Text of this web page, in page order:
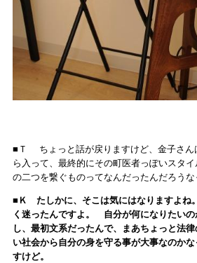
■Ｔ ちょっと話が戻りますけど、金子さん
ら入って、最終的にその町医者っぽいスタ
の二つを繋ぐものってなんだったんだろう
■Ｋ たしかに、そこは気にはなりますよね
く迷ったんですよ。 自分が何になりたいの
し、最初文系だったんで、まあちょっと法
い社会から自分の身を守る事が大事なのか
すけど。